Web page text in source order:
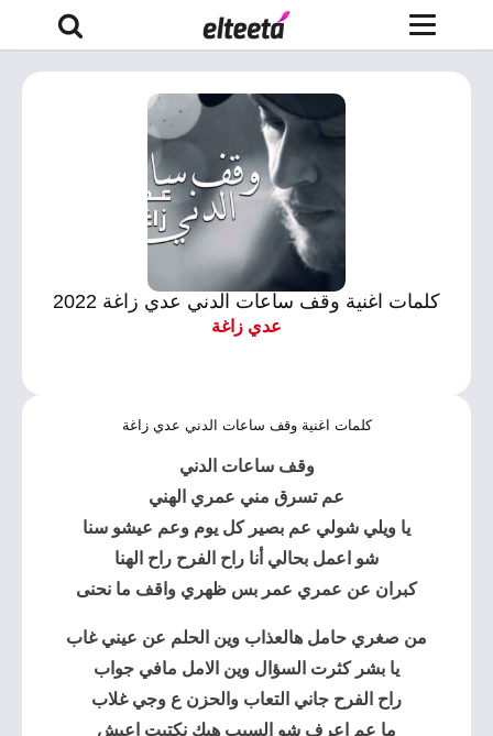
كلمات اغنية وقف ساعات الدني عدي زاغة 2022
عدي زاغة
كلمات اغنية وقف ساعات الدني عدي زاغة
وقف ساعات الدني
عم تسرق مني عمري الهني
يا ويلي شولي عم بصير كل يوم وعم عيشو سنا
شو اعمل بحالي أنا راح الفرح راح الهنا
كبران عن عمري عمر بس ظهري واقف ما نحنى
من صغري حامل هالعذاب وين الحلم عن عيني غاب
يا بشر كثرت السؤال وين الامل مافي جواب
راح الفرح جاني التعاب والحزن ع وجي غلاب
ما عم اعرف شو السبب هيك نكتبت اعيش